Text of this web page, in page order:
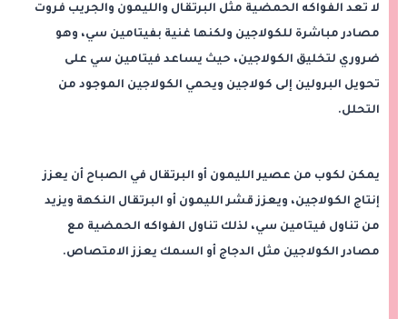
لا تعد الفواكه الحمضية مثل البرتقال والليمون والجريب فروت
مصادر مباشرة للكولاجين ولكنها غنية بفيتامين سي، وهو
ضروري لتخليق الكولاجين، حيث يساعد فيتامين سي على
تحويل البرولين إلى كولاجين ويحمي الكولاجين الموجود من
التحلل.
يمكن لكوب من عصير الليمون أو البرتقال في الصباح أن يعزز
إنتاج الكولاجين، ويعزز قشر الليمون أو البرتقال النكهة ويزيد
من تناول فيتامين سي، لذلك تناول الفواكه الحمضية مع
مصادر الكولاجين مثل الدجاج أو السمك يعزز الامتصاص.